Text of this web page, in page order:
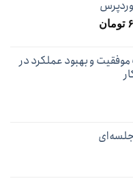
۱,۴۹۰,۰۰۰ تومان
تومانقیمت
و بهبود عملکرد در